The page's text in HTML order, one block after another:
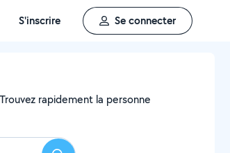
S'inscrire Se connecter
rapidement la personne